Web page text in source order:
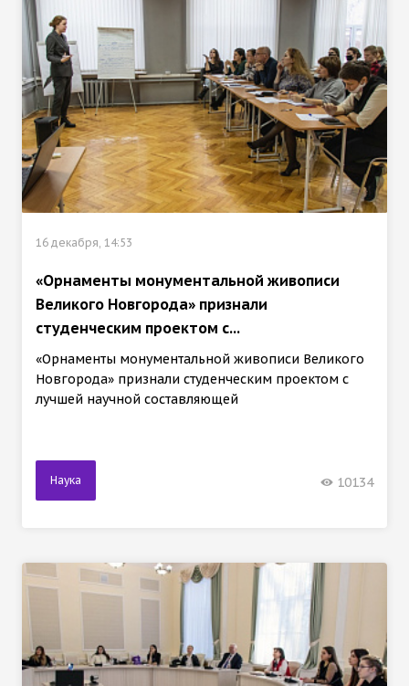
16 декабря, 14:53
«Орнаменты монументальной живописи
Великого Новгорода» признали
студенческим проектом с...
«Орнаменты монументальной живописи Великого
Новгорода» признали студенческим проектом с
лучшей научной составляющей
Наука 10134